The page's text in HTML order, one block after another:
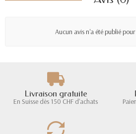
Aucun avis n'a été publié
Livraison gratuite
En Suisse dès 150 CHF d'achats